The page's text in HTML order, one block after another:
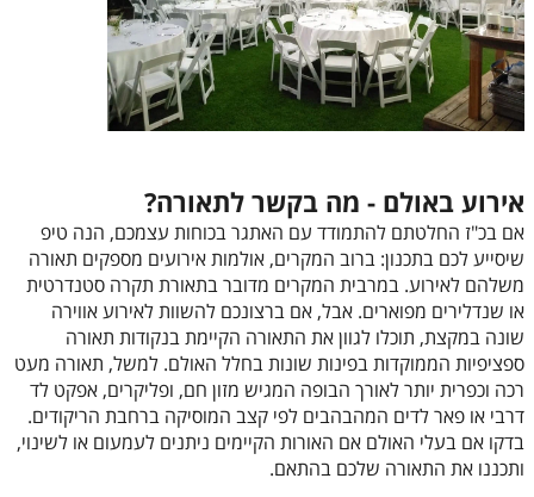
אירוע באולם - מה בקשר לתאורה?
אם בכ"ז החלטתם להתמודד עם האתגר בכוחות עצמכם, הנה טיפ
שיסייע לכם בתכנון: ברוב המקרים, אולמות אירועים מספקים תאורה
משלהם לאירוע. במרבית המקרים מדובר בתאורת תקרה סטנדרטית
או שנדלירים מפוארים. אבל, אם ברצונכם להשוות לאירוע אווירה
שונה במקצת, תוכלו לגוון את התאורה הקיימת בנקודות תאורה
ספציפיות הממוקדות בפינות שונות בחלל האולם. למשל, תאורה מעט
רכה וכפרית יותר לאורך הבופה המגיש מזון חם, ופליקרים, אפקט לד
דרבי או פאר לדים המהבהבים לפי קצב המוסיקה ברחבת הריקודים.
בדקו אם בעלי האולם אם האורות הקיימים ניתנים לעמעום או לשינוי,
ותכננו את התאורה שלכם בהתאם.